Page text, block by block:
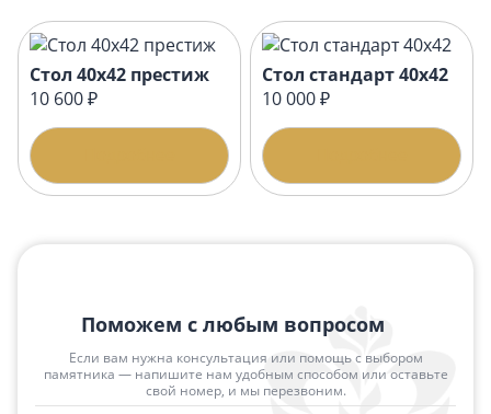
Стол 40х42 престиж
10 600 ₽
Стол стандарт 40х42
10 000 ₽
Поможем с любым вопросом
Если вам нужна консультация или помощь с выбором
памятника — напишите нам удобным способом или оставьте
свой номер, и мы перезвоним.